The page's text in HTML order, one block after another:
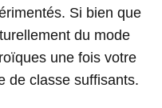
Si bien que
du mode
une fois votre
de classe suffisants.